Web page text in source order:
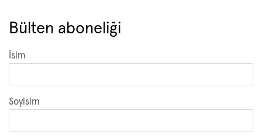
Bülten aboneliği
İsim
Soyisim